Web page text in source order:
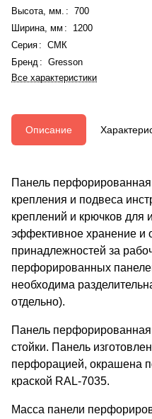
Высота, мм. : 700
Ширина, мм :
1200
Серия : СМК
Бренд : Gresson
Все характеристики
Описание
Панель
крепления и подвеса
креплений и крючков для
эффективное хранение и
принадлежностей за
перфорированных
необходима
отдельно).
Панель перфорированная
стойки. Панель
перфорацией, окрашена
краской RAL-7035.
Масса панели